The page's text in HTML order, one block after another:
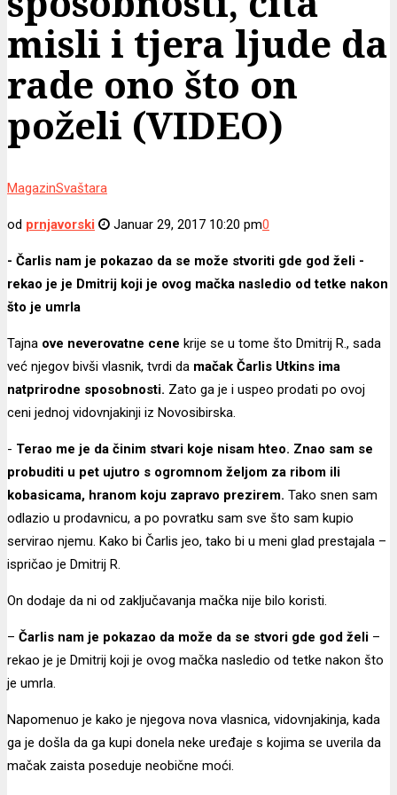
misli i tjera ljude da
rade ono što on
poželi (VIDEO)
MagazinSvaštara
od prnjavorski Januar 29, 2017 10:20 pm0
- Čarlis nam je pokazao da se može stvoriti gde god želi -
rekao je je Dmitrij koji je ovog mačka nasledio od tetke nakon
što je umrla
Tajna ove neverovatne cene krije se u tome što Dmitrij R., sada
već njegov bivši vlasnik, tvrdi da mačak Čarlis Utkins ima
natprirodne sposobnosti. Zato ga je i uspeo prodati po ovoj
ceni jednoj vidovnjakinji iz Novosibirska.
- Terao me je da činim stvari koje nisam hteo. Znao sam se
probuditi u pet ujutro s ogromnom željom za ribom ili
kobasicama, hranom koju zapravo prezirem. Tako snen sam
odlazio u prodavnicu, a po povratku sam sve što sam kupio
servirao njemu. Kako bi Čarlis jeo, tako bi u meni glad prestajala –
ispričao je Dmitrij R.
On dodaje da ni od zaključavanja mačka nije bilo koristi.
– Čarlis nam je pokazao da može da se stvori gde god želi –
rekao je je Dmitrij koji je ovog mačka nasledio od tetke nakon što
je umrla.
Napomenuo je kako je njegova nova vlasnica, vidovnjakinja, kada
ga je došla da ga kupi donela neke uređaje s kojima se uverila da
mačak zaista poseduje neobične moći.